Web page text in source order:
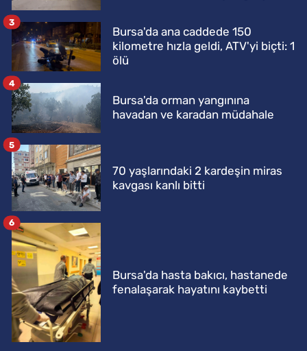
Bursa'da ana caddede 150
kilometre hızla geldi, ATV'yi biçti: 1
ölü
3
Bursa'da orman yangınına
havadan ve karadan müdahale
4
70 yaşlarındaki 2 kardeşin miras
kavgası kanlı bitti
5
Bursa'da hasta bakıcı, hastanede
fenalaşarak hayatını kaybetti
6